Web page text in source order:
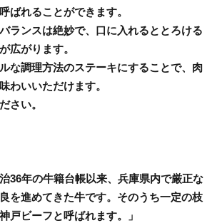
ばれることができます。
ランスは絶妙で、口に入れるととろける
広がります。
な調理方法のステーキにすることで、肉
わいいただけます。
さい。
36年の牛籍台帳以来、兵庫県内で厳正な
を進めてきた牛です。そのうち一定の枝
戸ビーフと呼ばれます。」